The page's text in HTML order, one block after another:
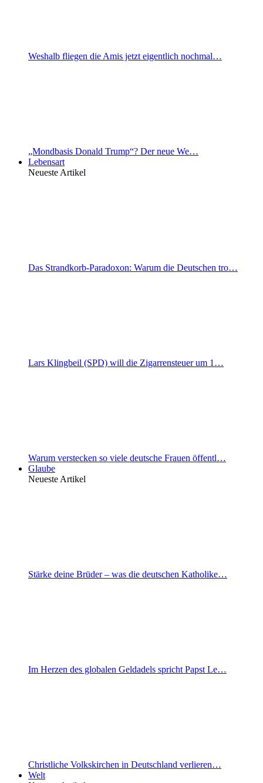
Weshalb fliegen die Amis jetzt eigentlich nochmal…
„Mondbasis Donald Trump“? Der neue We…
Lebensart
Neueste Artikel
Das Strandkorb-Paradoxon: Warum die Deutschen tro…
Lars Klingbeil (SPD) will die Zigarrensteuer um 1…
Warum verstecken so viele deutsche Frauen öffentl…
Glaube
Neueste Artikel
Stärke deine Brüder – was die deutschen Katholike…
Im Herzen des globalen Geldadels spricht Papst Le…
Christliche Volkskirchen in Deutschland verlieren…
Welt